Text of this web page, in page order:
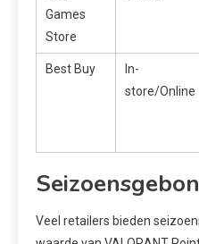
Games
Store
Best Buy
In-
store/Online
Veel retailers bieden